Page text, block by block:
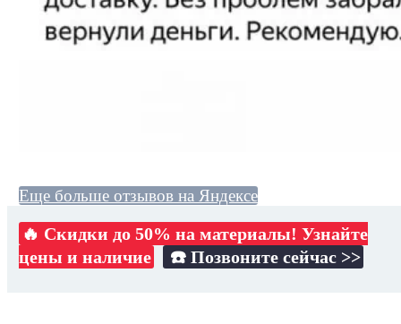
Еще больше отзывов на Яндексе
🔥 Скидки до 50% на материалы! Узнайте
цены и наличие
☎️ Позвоните сейчас >>